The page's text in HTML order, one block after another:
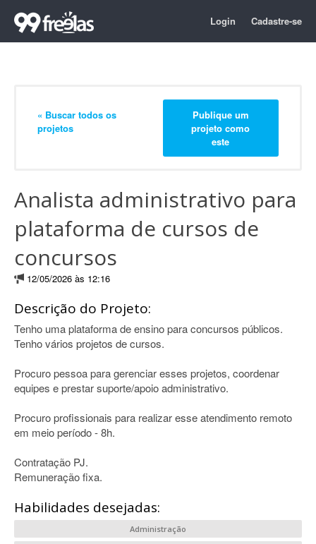
Login Cadastre-se
« Buscar todos os
projetos
Publique um
projeto como
este
Analista administrativo para
plataforma de cursos de
concursos
12/05/2026 às 12:16
Descrição do Projeto:
Tenho uma plataforma de ensino para concursos públicos.
Tenho vários projetos de cursos.
Procuro pessoa para gerenciar esses projetos, coordenar
equipes e prestar suporte/apoio administrativo.
Procuro profissionais para realizar esse atendimento remoto
em meio período - 8h.
Contratação PJ.
Remuneração fixa.
Habilidades desejadas:
Administração